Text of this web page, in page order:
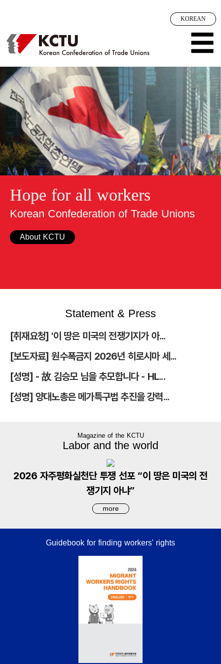
KOREAN
☰
Hope for all workers
Korean Confederation of Trade Unions
About KCTU
Statement & Press
[취재요청] '이 땅은 미국의 전쟁기지가 아...
[보도자료] 원수폭금지 2026년 히로시마 세...
[성명] - 故 김승모 님을 추모합니다 - HL...
[성명] 양대노총은 메가특구법 추진을 강력...
Magazine of the KCTU
Labor and the world
2026 자주평화실천단 투쟁 선포 “이 땅은 미국의 전
쟁기지 아냐”
more
Guidebook for finding workers' rights